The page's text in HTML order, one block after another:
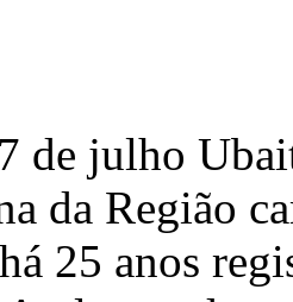
de julho
da Região
25 anos